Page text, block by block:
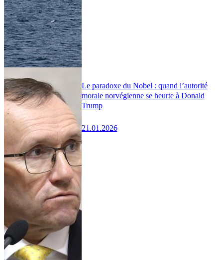
Le paradoxe du Nobel : quand l’autorité
morale norvégienne se heurte à Donald
Trump
21.01.2026